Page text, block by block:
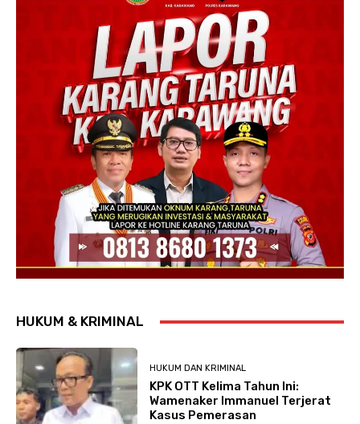
HUKUM & KRIMINAL
HUKUM DAN KRIMINAL
KPK OTT Kelima Tahun Ini:
Wamenaker Immanuel Terjerat
Kasus Pemerasan